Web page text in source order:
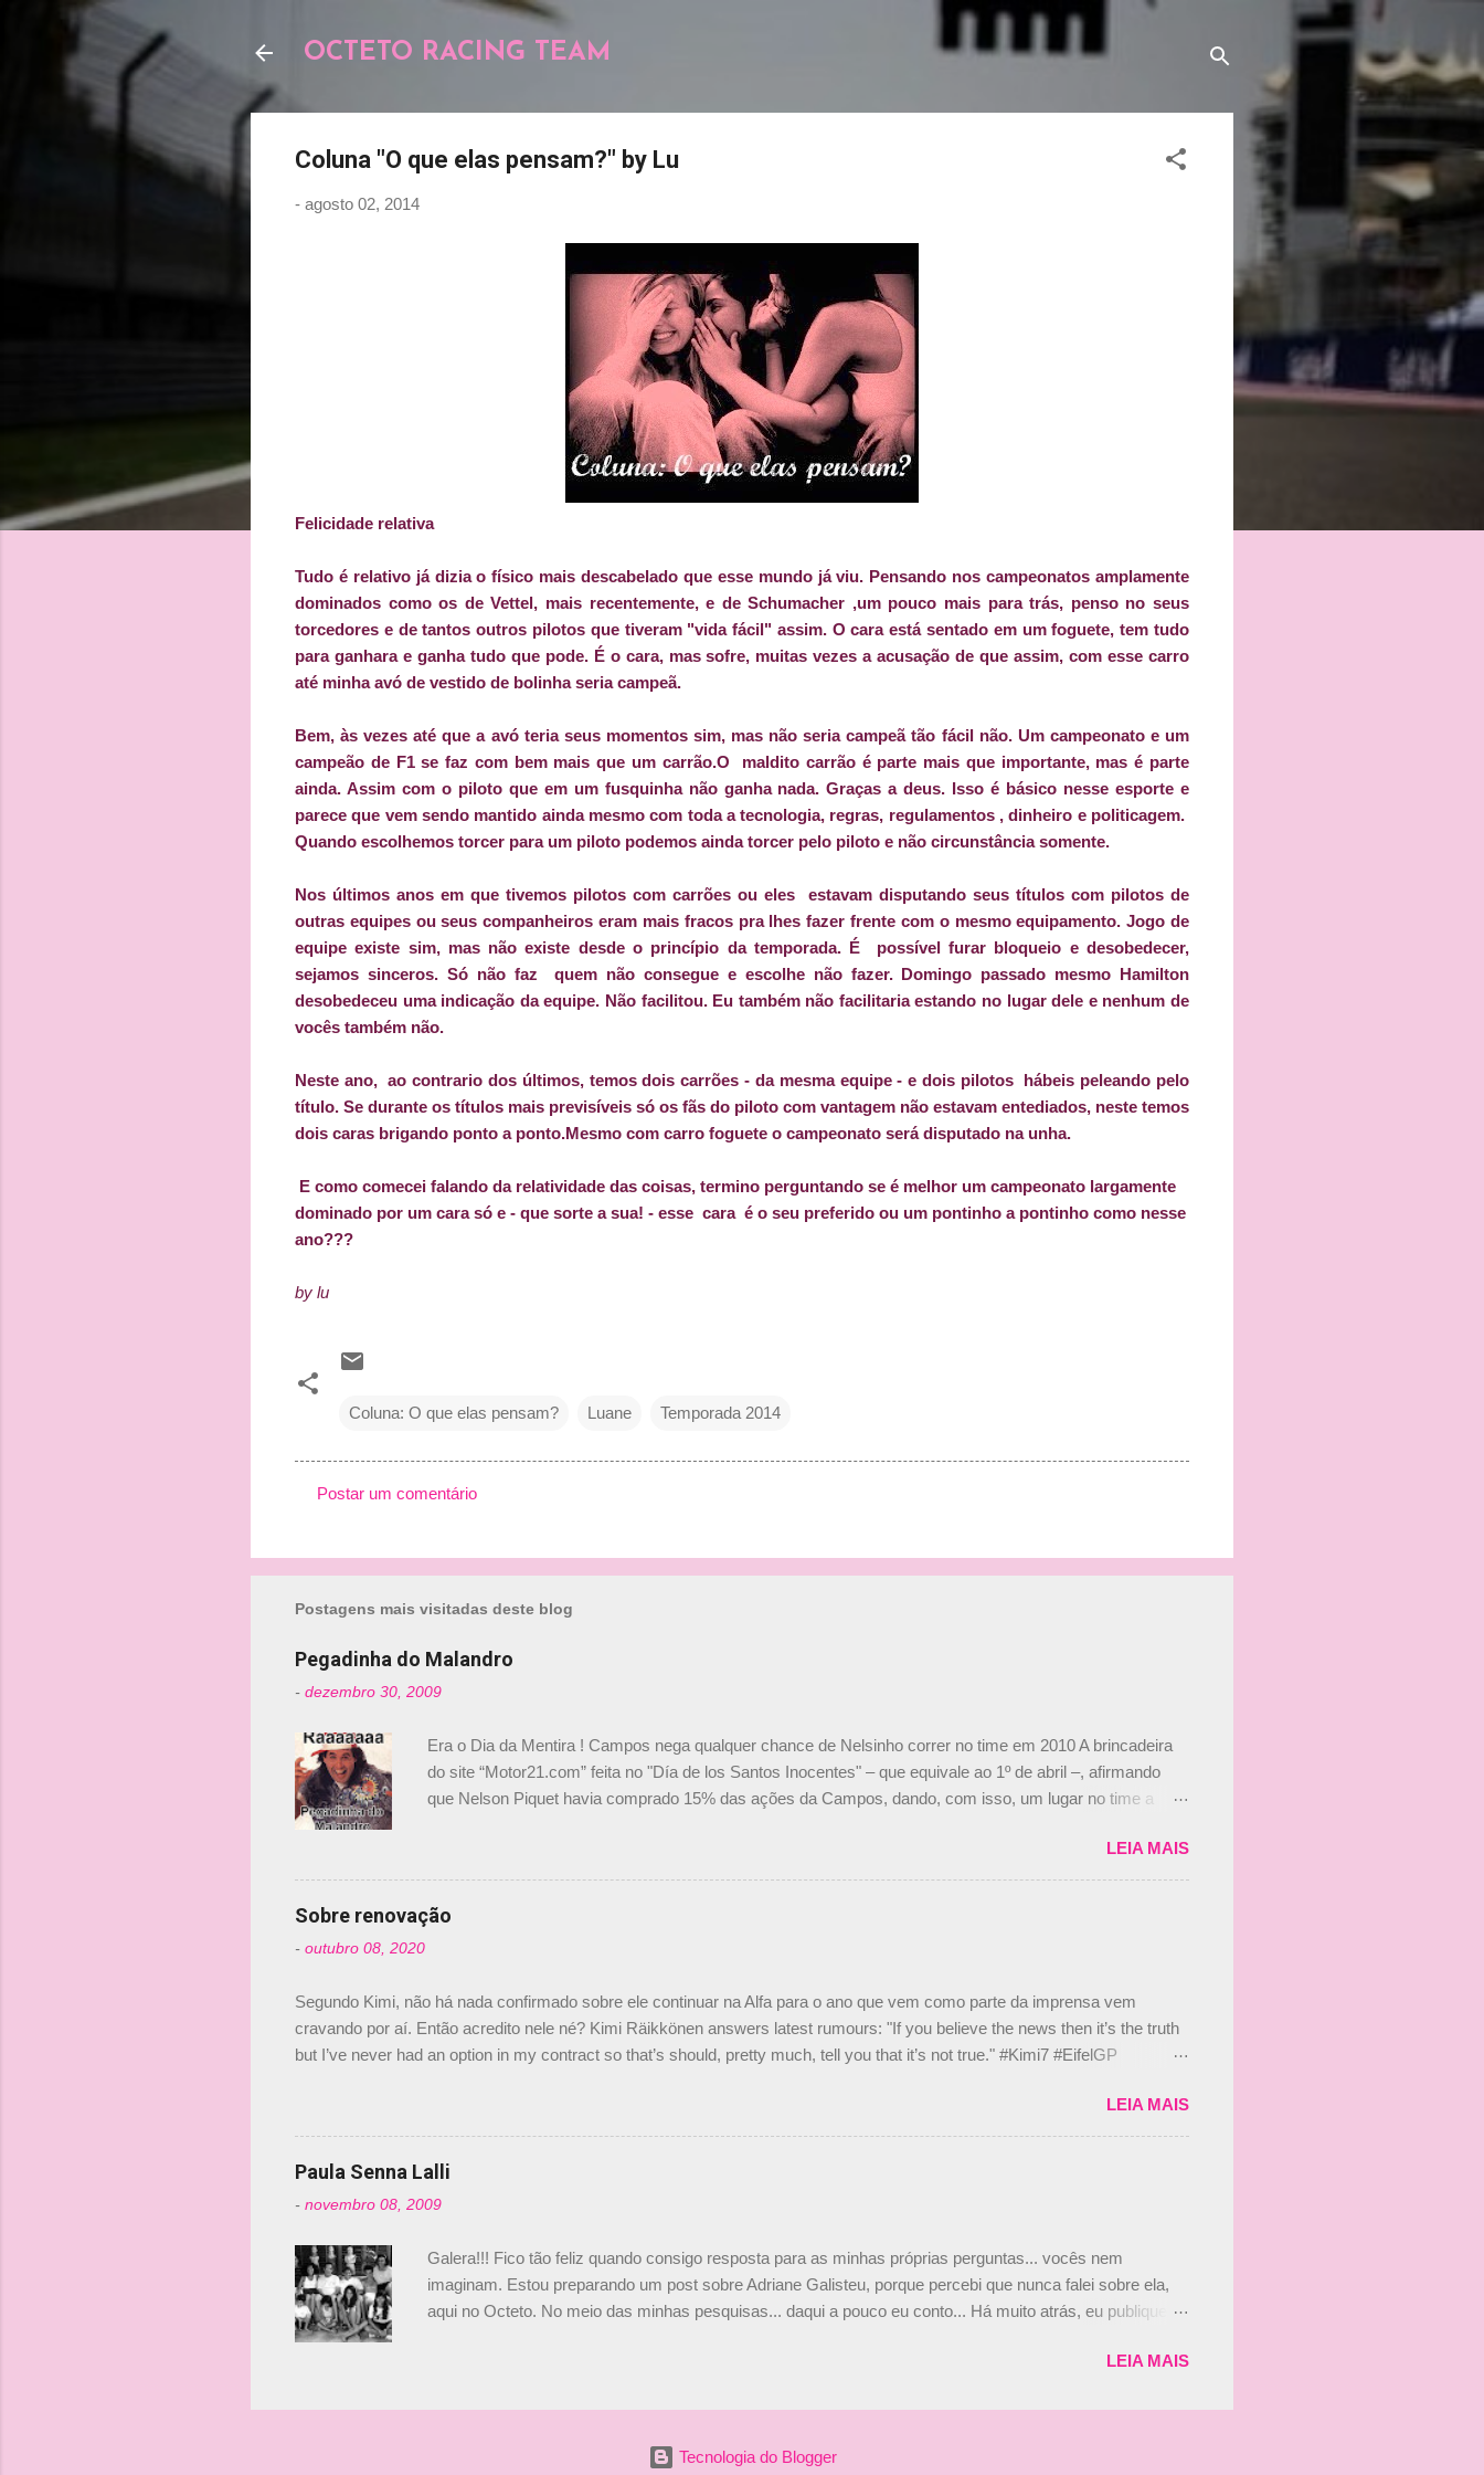
OCTETO RACING TEAM
Coluna "O que elas pensam?" by Lu
- agosto 02, 2014
Felicidade relativa
Tudo é relativo já dizia o físico mais descabelado que esse mundo já viu. Pensando nos campeonatos amplamente
dominados como os de Vettel, mais recentemente, e de Schumacher ,um pouco mais para trás, penso no seus
torcedores e de tantos outros pilotos que tiveram "vida fácil" assim. O cara está sentado em um foguete, tem tudo
para ganhara e ganha tudo que pode. É o cara, mas sofre, muitas vezes a acusação de que assim, com esse carro
até minha avó de vestido de bolinha seria campeã.
Bem, às vezes até que a avó teria seus momentos sim, mas não seria campeã tão fácil não. Um campeonato e um
campeão de F1 se faz com bem mais que um carrão.O maldito carrão é parte mais que importante, mas é parte
ainda. Assim com o piloto que em um fusquinha não ganha nada. Graças a deus. Isso é básico nesse esporte e
parece que vem sendo mantido ainda mesmo com toda a tecnologia, regras, regulamentos , dinheiro e politicagem.
Quando escolhemos torcer para um piloto podemos ainda torcer pelo piloto e não circunstância somente.
Nos últimos anos em que tivemos pilotos com carrões ou eles estavam disputando seus títulos com pilotos de
outras equipes ou seus companheiros eram mais fracos pra lhes fazer frente com o mesmo equipamento. Jogo de
equipe existe sim, mas não existe desde o princípio da temporada. É possível furar bloqueio e desobedecer,
sejamos sinceros. Só não faz quem não consegue e escolhe não fazer. Domingo passado mesmo Hamilton
desobedeceu uma indicação da equipe. Não facilitou. Eu também não facilitaria estando no lugar dele e nenhum de
vocês também não.
Neste ano, ao contrario dos últimos, temos dois carrões - da mesma equipe - e dois pilotos hábeis peleando pelo
título. Se durante os títulos mais previsíveis só os fãs do piloto com vantagem não estavam entediados, neste temos
dois caras brigando ponto a ponto.Mesmo com carro foguete o campeonato será disputado na unha.
E como comecei falando da relatividade das coisas, termino perguntando se é melhor um campeonato largamente
dominado por um cara só e - que sorte a sua! - esse cara é o seu preferido ou um pontinho a pontinho como nesse
ano???
by lu
Coluna: O que elas pensam? Luane Temporada 2014
m
e
t
á
r
i
o
s
Postar um comentário
Postagens mais visitadas deste blog
Pegadinha do Malandro
- dezembro 30, 2009
Era o Dia da Mentira ! Campos nega qualquer chance de Nelsinho correr no time em 2010 A brincadeira
do site “Motor21.com” feita no "Día de los Santos Inocentes" – que equivale ao 1º de abril –, afirmando
que Nelson Piquet havia comprado 15% das ações da Campos, dando, com isso, um lugar no time a
dirigente foi taxativo ao declarar que o brasileiro não será o companheiro de Bruno Senna em 2010. "Na
verdade, nós recebemos uma oferta de Piquet", admitiu Audetto. “Mas depois de ter assinado com Bruno
Senna, não podemos ter dois brasileiros”, explicou, dizendo ainda que não tem nada contra o filho do
LEIA MAIS
Sobre renovação
- outubro 08, 2020
Segundo Kimi, não há nada confirmado sobre ele continuar na Alfa para o ano que vem como parte da imprensa vem
cravando por aí. Então acredito nele né? Kimi Räikkönen answers latest rumours: "If you believe the news then it’s the truth
but I’ve never had an option in my contract so that’s should, pretty much, tell you that it’s not true." #Kimi7 #EifelGP
falando sobre o fato do Iceman estar há tantos anos na F1. What is it like to have Kimi as a team mate? 🙌 Over to you,
@RGrosjean ! #EifelGP 🇩🇪 #F1 pic.twitter.com/GSAu1LWnwW — Formula 1 (@F1) October 8, 2020 Beijinhos, Ludy
LEIA MAIS
Paula Senna Lalli
- novembro 08, 2009
Galera!!! Fico tão feliz quando consigo resposta para as minhas próprias perguntas... vocês nem
imaginam. Estou preparando um post sobre Adriane Galisteu, porque percebi que nunca falei sobre ela,
aqui no Octeto. No meio das minhas pesquisas... daqui a pouco eu conto... Há muito atrás, eu publiquei
Bruno, é sua irmã caçula, Paula Senna. Fui questionada, porque todos achavam que a Viviane Senna
Vamos lá! Bonitinha, né? Bobeira, mas fiquei feliz. Acho que em 2010, veremos mais a mocinha. Vick
LEIA MAIS
Tecnologia do Blogger